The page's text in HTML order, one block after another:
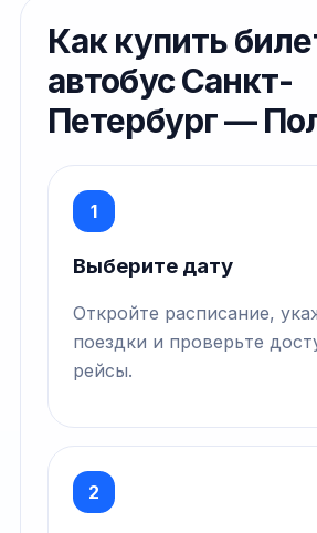
Как купить
автобус Санкт-
Петербург —
1
Выберите дату
Откройте расписание,
поездки и проверьте
рейсы.
2